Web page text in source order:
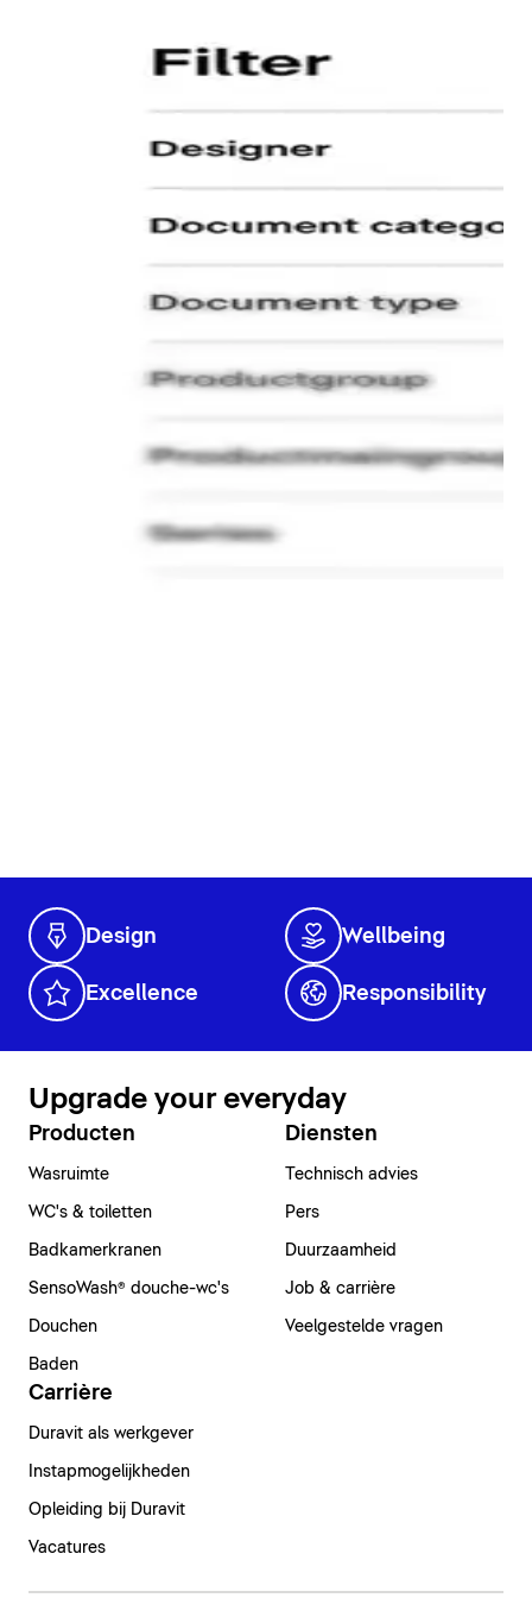
Design Wellbeing
Excellence Responsibility
Upgrade your everyday
Producten
Wasruimte
WC's & toiletten
Badkamerkranen
SensoWash® douche-wc's
Douchen
Baden
Diensten
Technisch advies
Pers
Duurzaamheid
Job & carrière
Veelgestelde vragen
Carrière
Duravit als werkgever
Instapmogelijkheden
Opleiding bij Duravit
Vacatures